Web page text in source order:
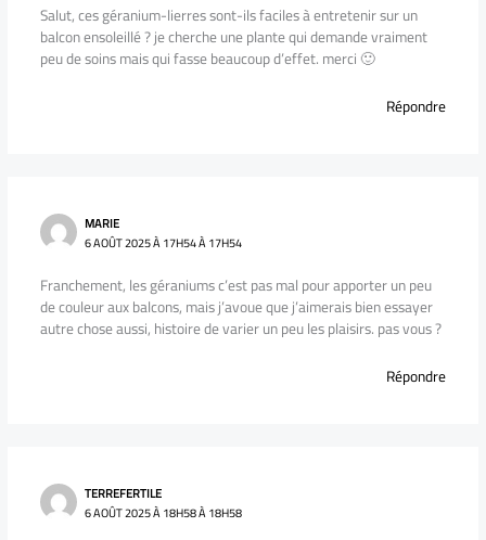
Salut, ces géranium-lierres sont-ils faciles à entretenir sur un
balcon ensoleillé ? je cherche une plante qui demande vraiment
peu de soins mais qui fasse beaucoup d’effet. merci 🙂
Répondre
MARIE
6 AOÛT 2025 À 17H54 À 17H54
Franchement, les géraniums c’est pas mal pour apporter un peu
de couleur aux balcons, mais j’avoue que j’aimerais bien essayer
autre chose aussi, histoire de varier un peu les plaisirs. pas vous ?
Répondre
TERREFERTILE
6 AOÛT 2025 À 18H58 À 18H58